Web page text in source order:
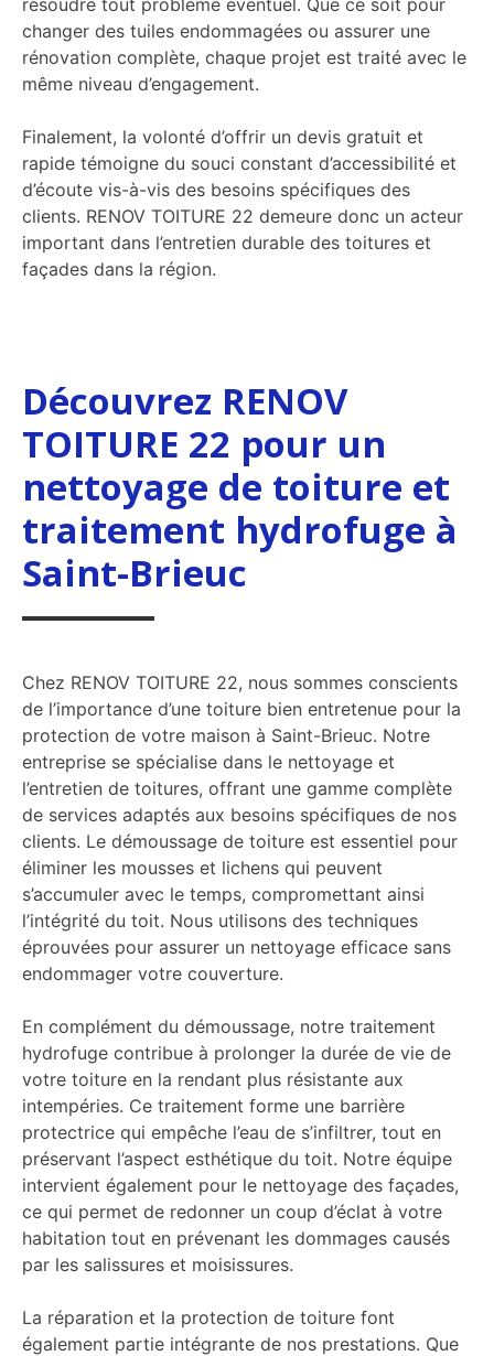
changer des tuiles endommagées ou assurer une
rénovation complète, chaque projet est traité avec le
même niveau d’engagement.
Finalement, la volonté d’offrir un devis gratuit et
rapide témoigne du souci constant d’accessibilité et
d’écoute vis-à-vis des besoins spécifiques des
clients. RENOV TOITURE 22 demeure donc un acteur
important dans l’entretien durable des toitures et
façades dans la région.
Découvrez RENOV
TOITURE 22 pour un
nettoyage de toiture et
traitement hydrofuge à
Saint-Brieuc
Chez RENOV TOITURE 22, nous sommes conscients
de l’importance d’une toiture bien entretenue pour la
protection de votre maison à Saint-Brieuc. Notre
entreprise se spécialise dans le nettoyage et
l’entretien de toitures, offrant une gamme complète
de services adaptés aux besoins spécifiques de nos
clients. Le démoussage de toiture est essentiel pour
éliminer les mousses et lichens qui peuvent
s’accumuler avec le temps, compromettant ainsi
l’intégrité du toit. Nous utilisons des techniques
éprouvées pour assurer un nettoyage efficace sans
endommager votre couverture.
En complément du démoussage, notre traitement
hydrofuge contribue à prolonger la durée de vie de
votre toiture en la rendant plus résistante aux
intempéries. Ce traitement forme une barrière
protectrice qui empêche l’eau de s’infiltrer, tout en
préservant l’aspect esthétique du toit. Notre équipe
intervient également pour le nettoyage des façades,
ce qui permet de redonner un coup d’éclat à votre
habitation tout en prévenant les dommages causés
par les salissures et moisissures.
La réparation et la protection de toiture font
également partie intégrante de nos prestations. Que